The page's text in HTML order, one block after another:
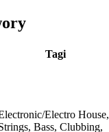
Tagi
Electro House,
Bass, Clubbing,